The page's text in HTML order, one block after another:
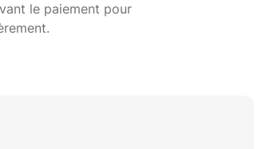
le paiement pour